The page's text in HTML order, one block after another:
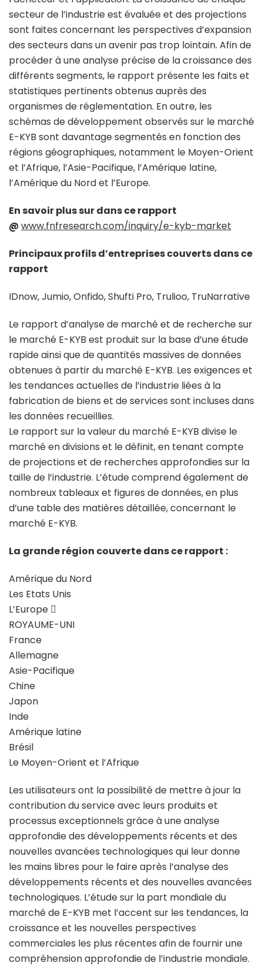
secteur de l’industrie est évaluée et des projections
sont faites concernant les perspectives d’expansion
des secteurs dans un avenir pas trop lointain. Afin de
procéder à une analyse précise de la croissance des
différents segments, le rapport présente les faits et
statistiques pertinents obtenus auprès des
organismes de réglementation. En outre, les
schémas de développement observés sur le marché
E-KYB sont davantage segmentés en fonction des
régions géographiques, notamment le Moyen-Orient
et l’Afrique, l’Asie-Pacifique, l’Amérique latine,
l’Amérique du Nord et l’Europe.
En savoir plus sur dans ce rapport
@ www.fnfresearch.com/inquiry/e-kyb-market
Principaux profils d’entreprises couverts dans ce
rapport
IDnow, Jumio, Onfido, Shufti Pro, Trulioo, TruNarrative
Le rapport d’analyse de marché et de recherche sur
le marché E-KYB est produit sur la base d’une étude
rapide ainsi que de quantités massives de données
obtenues à partir du marché E-KYB. Les exigences et
les tendances actuelles de l’industrie liées à la
fabrication de biens et de services sont incluses dans
les données recueillies.
Le rapport sur la valeur du marché E-KYB divise le
marché en divisions et le définit, en tenant compte
de projections et de recherches approfondies sur la
taille de l’industrie. L’étude comprend également de
nombreux tableaux et figures de données, en plus
d’une table des matières détaillée, concernant le
marché E-KYB.
La grande région couverte dans ce rapport :
Amérique du Nord
Les Etats Unis
L’Europe 
ROYAUME-UNI
France
Allemagne
Asie-Pacifique
Chine
Japon
Inde
Amérique latine
Brésil
Le Moyen-Orient et l’Afrique
Les utilisateurs ont la possibilité de mettre à jour la
contribution du service avec leurs produits et
processus exceptionnels grâce à une analyse
approfondie des développements récents et des
nouvelles avancées technologiques qui leur donne
les mains libres pour le faire après l’analyse des
développements récents et des nouvelles avancées
technologiques. L’étude sur la part mondiale du
marché de E-KYB met l’accent sur les tendances, la
croissance et les nouvelles perspectives
commerciales les plus récentes afin de fournir une
compréhension approfondie de l’industrie mondiale.